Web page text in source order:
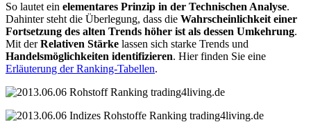
So lautet ein elementares Prinzip in der Technischen Analyse.
Dahinter steht die Überlegung, dass die Wahrscheinlichkeit einer
Fortsetzung des alten Trends höher ist als dessen Umkehrung.
Mit derRelativen Stärke lassen sich starke Trends und
Handelsmöglichkeiten identifizieren. Hier finden Sie eine
Erläuterung der Ranking-Tabellen.